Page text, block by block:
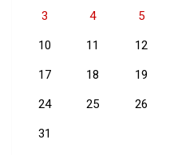
3 4 5
10 11 12
17 18 19
24 25 26
31